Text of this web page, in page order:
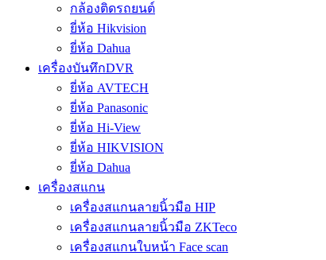
กล้องติดรถยนต์
ยี่ห้อ Hikvision
ยี่ห้อ Dahua
เครื่องบันทึกDVR
ยี่ห้อ AVTECH
ยี่ห้อ Panasonic
ยี่ห้อ Hi-View
ยี่ห้อ HIKVISION
ยี่ห้อ Dahua
เครื่องสแกน
เครื่องสแกนลายนิ้วมือ HIP
เครื่องสแกนลายนิ้วมือ ZKTeco
เครื่องสแกนใบหน้า Face scan